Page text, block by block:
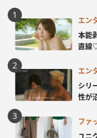
エン
本能
直線
エン
シリ
性が
ファ